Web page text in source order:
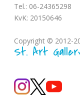
Tel.: 06-24365298
KvK: 20150646
Copyright © 2012-
St. Art